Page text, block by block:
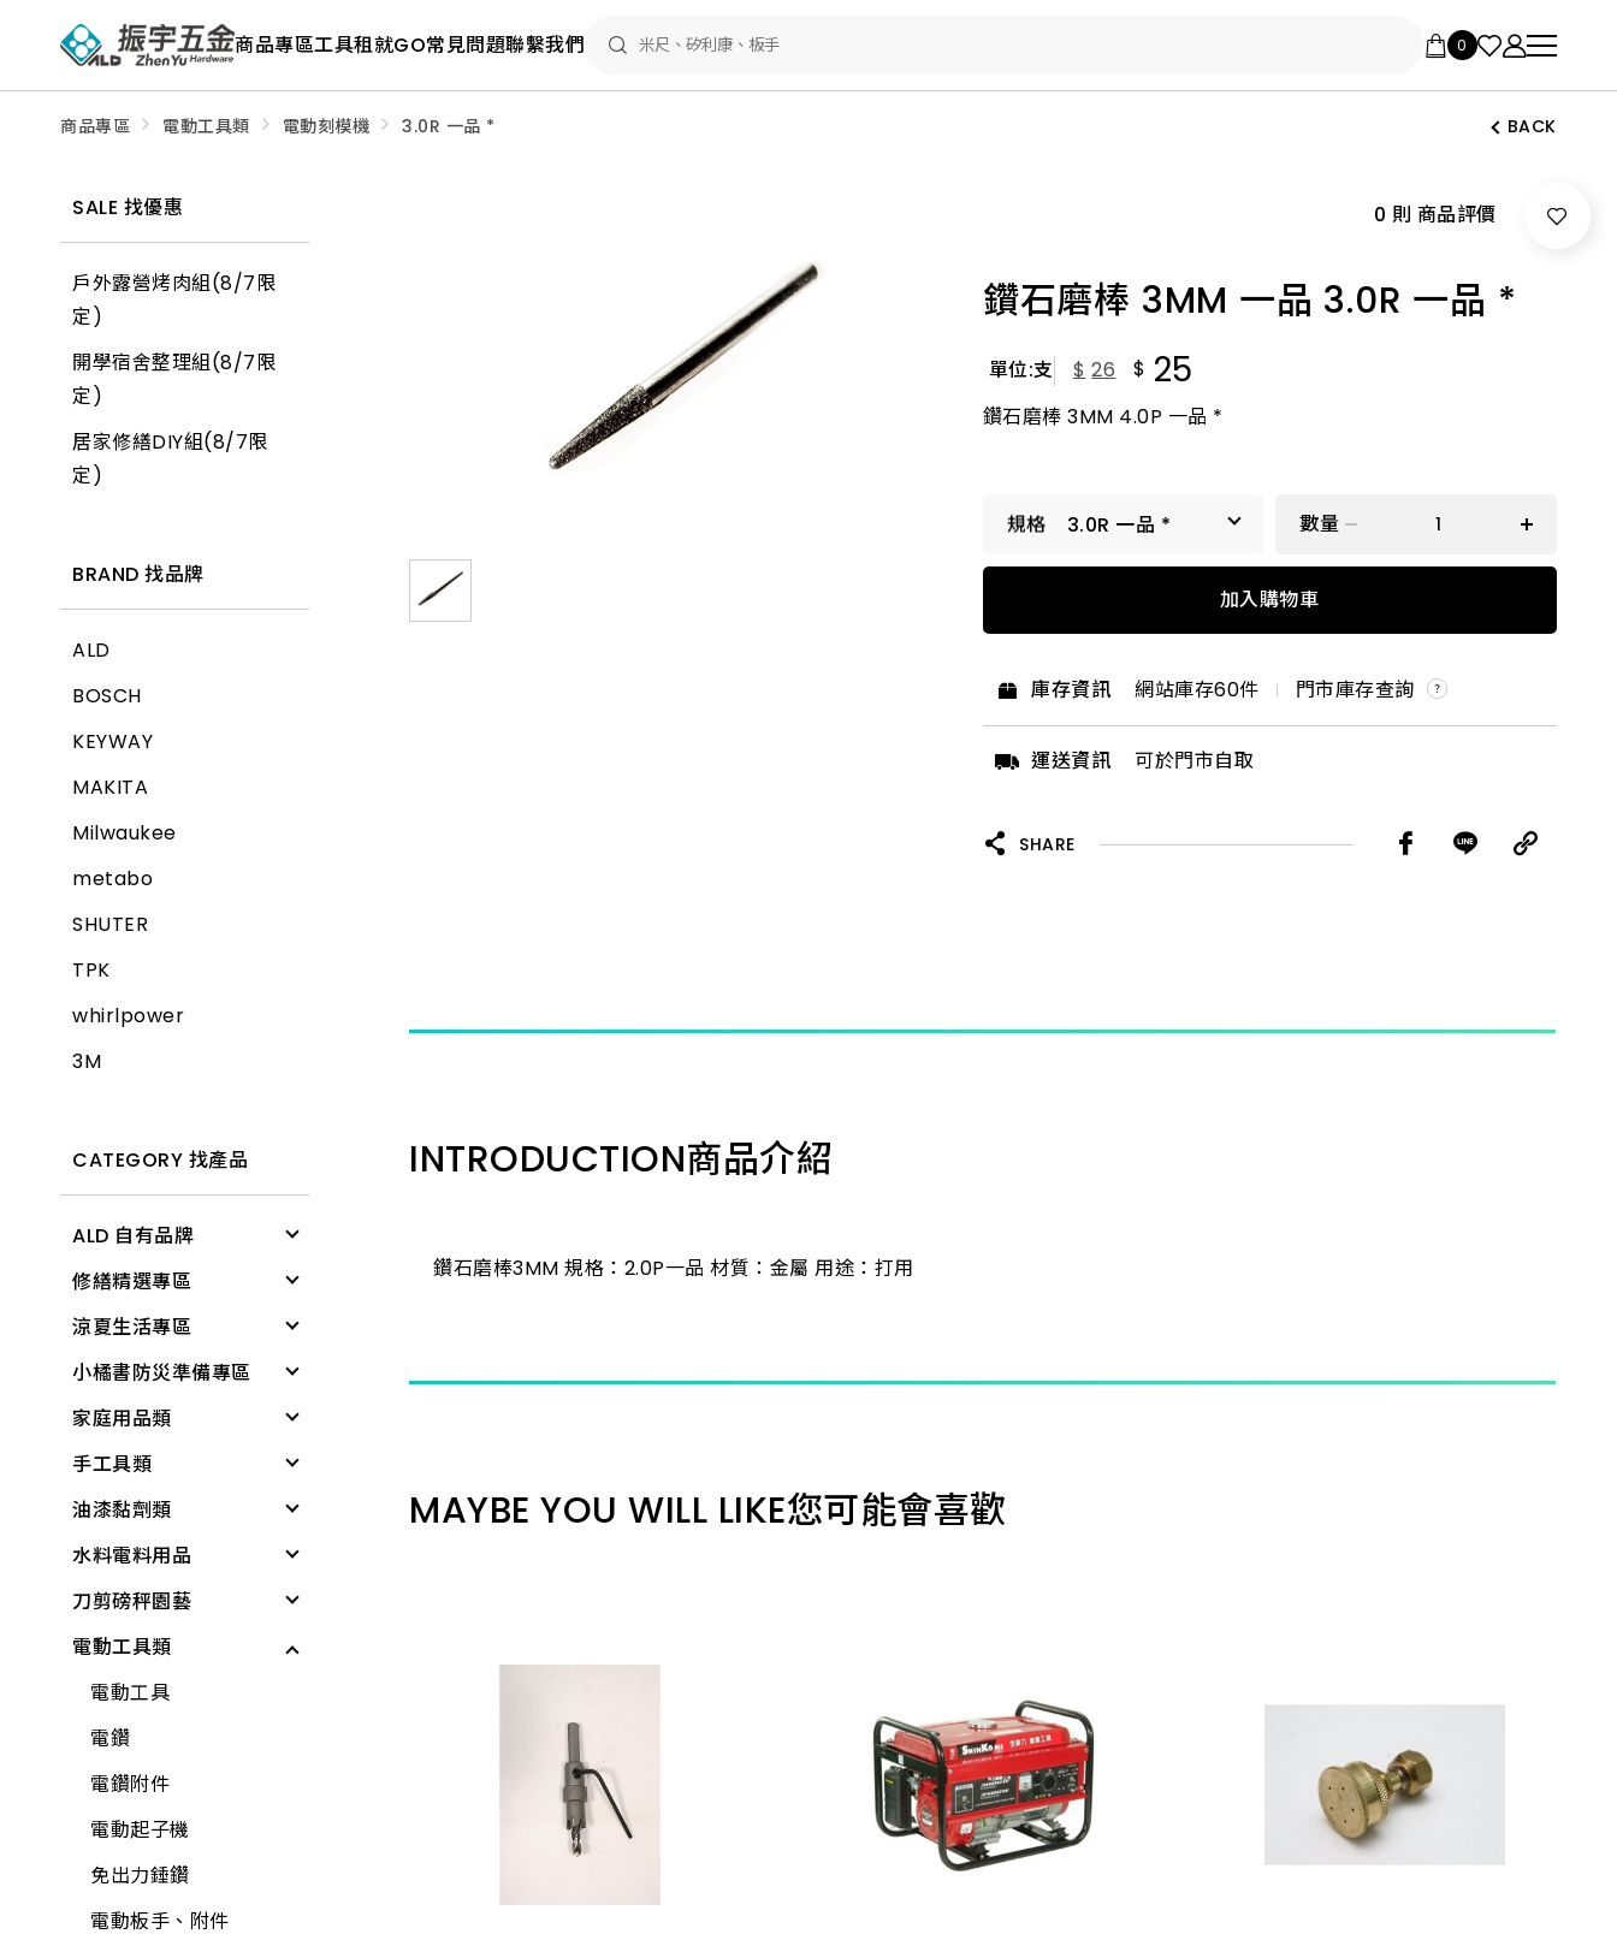
專
商品專區工具租就GO常見問題聯繫我們
商品專區 電動工具類 電動刻模機 3.0R 一品 * BACK
SALE 找優惠
戶外露營烤肉組(8/7限
定)
開學宿舍整理組(8/7限
定)
居家修繕DIY組(8/7限
定)
BRAND 找品牌
ALD
BOSCH
KEYWAY
MAKITA
Milwaukee
metabo
SHUTER
TPK
whirlpower
3M
CATEGORY 找產品
ALD 自有品牌
清潔用具
電燈
文具用品
個人清潔衛生用品
居家生活
雨具
廚房用具
蓮蓬頭、沖洗器
電動起子機
水泥砂、填縫劑
稀釋劑
木器漆
工具組
水龍頭組
加壓機、抽水機
修繕精選專區
修繕工具
工作防護
居家生活
所有商品
涼夏生活專區
涼感降溫
戶外遮陽
夏季防護
夏日清爽
所有商品
小橘書防災準備專區
緊急照明與多功能工
具
基本工具與應變器材
繩索與固定材料
個人防護與安全
儲水與應急用品
所有商品
家庭用品類
個人清潔衛生用品
衛浴用品
洗衣、晾曬用品
廚房用品
保鮮膜、保鮮盒、保
鮮袋
水壺、水杯、水瓶
打火機、瓦斯爐
折疊桌、椅、收納櫃
水桶、垃圾桶、油桶
水盆、腳桶
手工具類
螺絲起子
板手
套筒工具
工具組
鉗
剪
鑷子
夾具
螺絲工具
銼刀、研磨
油漆黏劑類
黏劑
塑鋼土
矽利康、填縫劑
稀釋劑
水泥漆、乳膠漆
調合漆、油漆
木器漆
噴漆
防水漆
水料電料用品
水龍頭組
龍頭組附件
蓮蓬頭、沖洗器
水龍頭
外牙、三通
水栓附件
鋼絲軟管
面盆、水槽
刀剪磅秤園藝
各式剪刀
各式刀具
磅秤、電子秤
花盆
培養土
肥料
噴水壺
電動工具類
電動工具
電鑽
電鑽附件
電動起子機
免出力錘鑽
電動板手、附件
0 則 商品評價
鑽石磨棒 3MM 一品 3.0R 一品 *
單位:支 $ 26 $ 25
鑽石磨棒 3MM 4.0P 一品 *
3.0R 一品 *
3.0C 一品 *
數量
加入購物車
庫存資訊 網站庫存60件 門市庫存查詢
運送資訊 可於門市自取
SHARE
INTRODUCTION商品介紹
鑽石磨棒3MM 規格：2.0P一品 材質：金屬 用途：打用
MAYBE YOU WILL LIKE您可能會喜歡
插心彎頭
$ 76 109
噴霧頭